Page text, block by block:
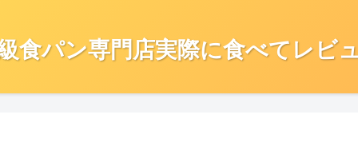
食パン専門店実際に食べてレビ